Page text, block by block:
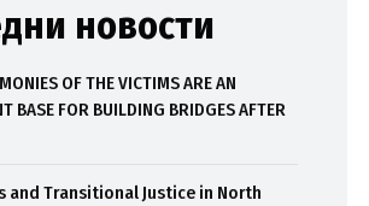
новости
OF THE VICTIMS ARE AN
BASE FOR BUILDING BRIDGES AFTER
and Transitional Justice in North